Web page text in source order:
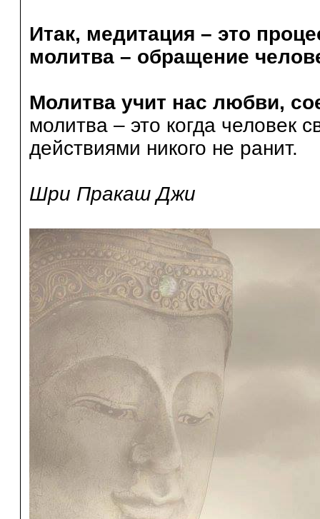
Итак, медитация – это
молитва – обращение
Молитва учит нас любви,
молитва – это когда человек
действиями никого не ранит.
Шри Пракаш Джи